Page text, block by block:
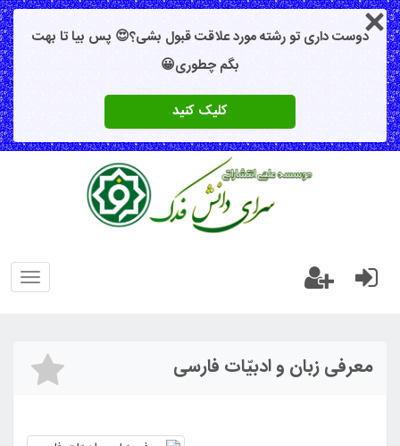
دوست داری تو رشته مورد علاقت قبول بشی؟😍 پس بیا تا بهت
بگم چطوری😀
کلیک کنید
معرفی زبان و ادبیّات فارسی